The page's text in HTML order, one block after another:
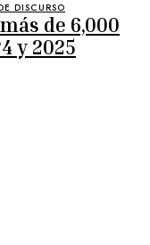
DISCURSO
de 6,000
y 2025